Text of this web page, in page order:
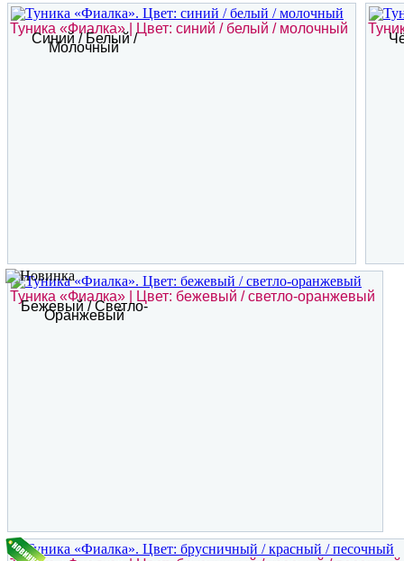
Туника «Фиалка» | Цвет: синий / белый / молочный
Синий / Белый /
Молочный
Туника «Фиалка» | Цвет: бежевый / светло-оранжевый
Бежевый / Светло-
Оранжевый